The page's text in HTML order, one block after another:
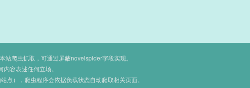
爬虫抓取，可通过屏蔽novelspider字段实现。
容表述任何立场。
），爬虫程序会依据负载状态自动爬取相关页面。